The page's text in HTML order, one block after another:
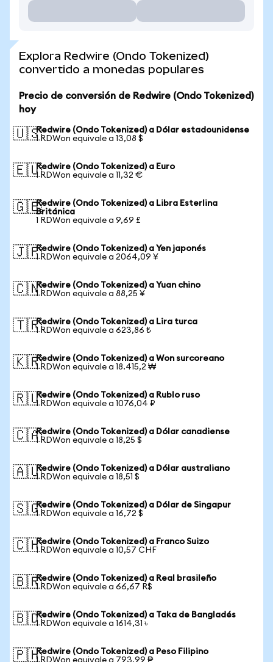
Explora Redwire (Ondo Tokenized)
convertido a monedas populares
Precio de conversión de Redwire (Ondo Tokenized)
hoy
🇺🇸Redwire (Ondo Tokenized) a Dólar estadounidense
1 RDWon equivale a 13,08 $
🇪🇺Redwire (Ondo Tokenized) a Euro
1 RDWon equivale a 11,32 €
🇬🇧Redwire (Ondo Tokenized) a Libra Esterlina
Británica
1 RDWon equivale a 9,69 £
🇯🇵Redwire (Ondo Tokenized) a Yen japonés
1 RDWon equivale a 2064,09 ¥
🇨🇳Redwire (Ondo Tokenized) a Yuan chino
1 RDWon equivale a 88,25 ¥
🇹🇷Redwire (Ondo Tokenized) a Lira turca
1 RDWon equivale a 623,86 ₺
🇰🇷Redwire (Ondo Tokenized) a Won surcoreano
1 RDWon equivale a 18.415,2 ₩
🇷🇺Redwire (Ondo Tokenized) a Rublo ruso
1 RDWon equivale a 1076,04 ₽
🇨🇦Redwire (Ondo Tokenized) a Dólar canadiense
1 RDWon equivale a 18,25 $
🇦🇺Redwire (Ondo Tokenized) a Dólar australiano
1 RDWon equivale a 18,51 $
🇸🇬Redwire (Ondo Tokenized) a Dólar de Singapur
1 RDWon equivale a 16,72 $
🇨🇭Redwire (Ondo Tokenized) a Franco Suizo
1 RDWon equivale a 10,57 CHF
🇧🇷Redwire (Ondo Tokenized) a Real brasileño
1 RDWon equivale a 66,67 R$
🇧🇩Redwire (Ondo Tokenized) a Taka de Bangladés
1 RDWon equivale a 1614,31 ৳
🇵🇭Redwire (Ondo Tokenized) a Peso Filipino
1 RDWon equivale a 793,99 ₱